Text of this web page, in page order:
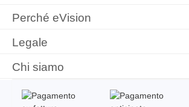
Perché eVision
Legale
Chi siamo